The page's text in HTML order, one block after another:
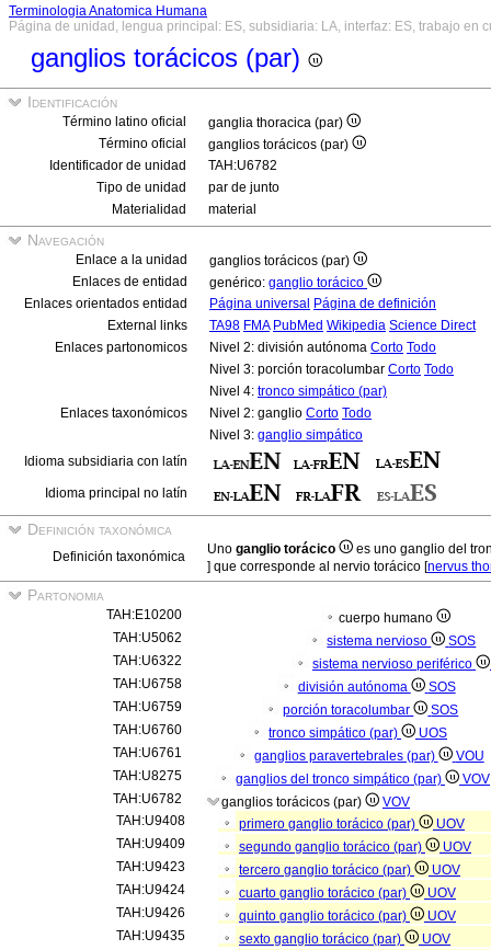
Terminologia Anatomica Humana
Página de unidad, lengua principal: ES, subsidiaria: LA, interfaz: ES, trabajo en
ganglios torácicos (par)
Identificación
Término latino oficial
ganglia thoracica (par)
Término oficial
ganglios torácicos (par)
Identificador de unidad
TAH:U6782
Tipo de unidad
par de junto
Materialidad
material
Navegación
Enlace a la unidad
ganglios torácicos (par)
Enlaces de entidad
genérico: ganglio torácico
Enlaces orientados entidad
Página universal Página de definición
External links
TA98 FMA PubMed Wikipedia Science Direct
Enlaces partonomicos
Nivel 2: división autónoma Corto Todo
Nivel 3: porción toracolumbar Corto Todo
Nivel 4: tronco simpático (par)
Enlaces taxonómicos
Nivel 2: ganglio Corto Todo
Nivel 3: ganglio simpático
Idioma subsidiaria con latín
Idioma principal no latín
Definición taxonómica
Definición taxonómica Uno ganglio torácico
es uno ganglio del
] que corresponde al nervio torácico [nervus
Partonomia
TAH:E10200
cuerpo humano
TAH:U5062
sistema nervioso
SOS
TAH:U6322
sistema nervioso periférico
TAH:U6758
división autónoma
SOS
TAH:U6759
porción toracolumbar
SOS
TAH:U6760
tronco simpático (par)
UOS
TAH:U6761
ganglios paravertebrales (par)
VOU
TAH:U8275
ganglios del tronco simpático (par)
VOV
TAH:U6782
ganglios torácicos (par)
VOV
TAH:U9408
primero ganglio torácico (par)
UOV
TAH:U9409
segundo ganglio torácico (par)
UOV
TAH:U9423
tercero ganglio torácico (par)
UOV
TAH:U9424
cuarto ganglio torácico (par)
UOV
TAH:U9426
quinto ganglio torácico (par)
UOV
TAH:U9435
sexto ganglio torácico (par)
UOV